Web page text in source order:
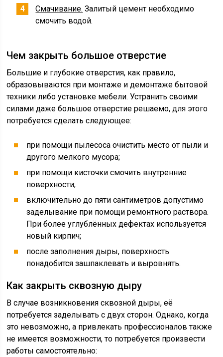
Смачивание. Залитый цемент необходимо
смочить водой.
Чем закрыть большое отверстие
Большие и глубокие отверстия, как правило,
образовываются при монтаже и демонтаже бытовой
техники либо установке мебели. Устранить своими
силами даже большое отверстие решаемо, для этого
потребуется сделать следующее:
при помощи пылесоса очистить место от пыли и
другого мелкого мусора;
при помощи кисточки смочить внутренние
поверхности;
включительно до пяти сантиметров допустимо
заделывание при помощи ремонтного раствора.
При более углублённых дефектах используется
новый кирпич;
после заполнения дыры, поверхность
понадобится зашпаклевать и выровнять.
Как закрыть сквозную дыру
В случае возникновения сквозной дыры, её
потребуется заделывать с двух сторон. Однако, когда
это невозможно, а привлекать профессионалов также
не имеется возможности, то потребуется произвести
работы самостоятельно: